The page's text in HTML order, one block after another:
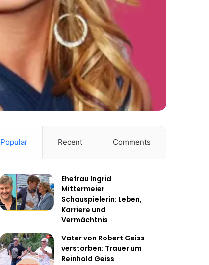
Popular Recent Comments
Ehefrau Ingrid
Mittermeier
Schauspielerin: Leben,
Karriere und
Vermächtnis
Vater von Robert Geiss
verstorben: Trauer um
Reinhold Geiss